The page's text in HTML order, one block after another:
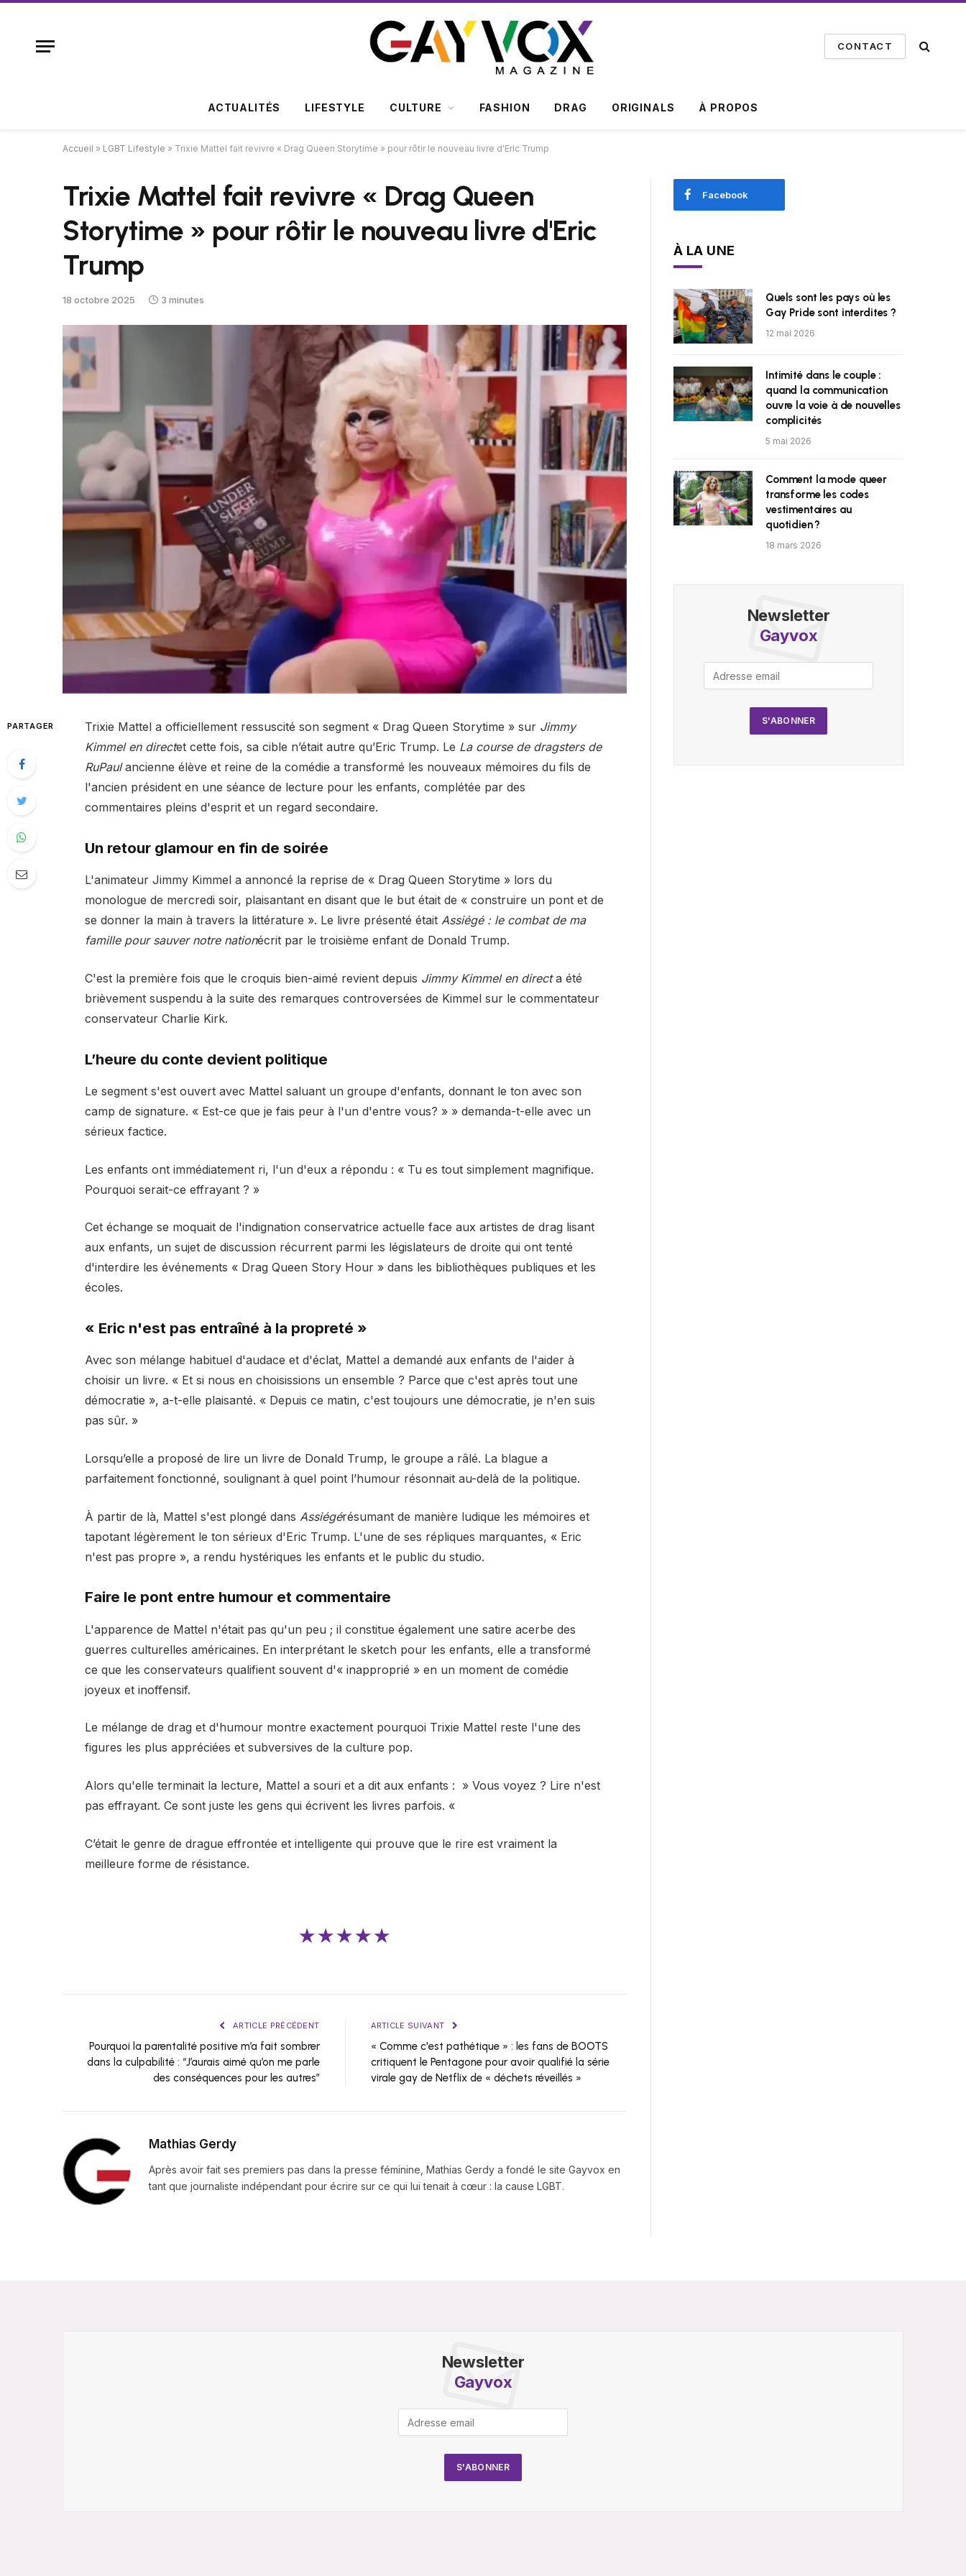
CONTACT
ACTUALITÉS LIFESTYLE CULTURE FASHION DRAG ORIGINALS À PROPOS
Accueil » LGBT Lifestyle » Trixie Mattel fait revivre « Drag Queen Storytime » pour rôtir le nouveau livre d'Eric Trump
Trixie Mattel fait revivre « Drag Queen
Storytime » pour rôtir le nouveau livre d'Eric
Trump
18 octobre 2025 3 minutes
PARTAGER Trixie Mattel a officiellement ressuscité son segment « Drag Queen Storytime » sur Jimmy
Kimmel en directet cette fois, sa cible n’était autre qu’Eric Trump. Le La course de dragsters de
RuPaulancienne élève et reine de la comédie a transformé les nouveaux mémoires du fils de
l'ancien président en une séance de lecture pour les enfants, complétée par des
commentaires pleins d'esprit et un regard secondaire.
Un retour glamour en fin de soirée
L'animateur Jimmy Kimmel a annoncé la reprise de « Drag Queen Storytime » lors du
monologue de mercredi soir, plaisantant en disant que le but était de « construire un pont et de
se donner la main à travers la littérature ». Le livre présenté était Assiégé : le combat de ma
famille pour sauver notre nationécrit par le troisième enfant de Donald Trump.
C'est la première fois que le croquis bien-aimé revient depuis Jimmy Kimmel en directa été
brièvement suspendu à la suite des remarques controversées de Kimmel sur le commentateur
conservateur Charlie Kirk.
L’heure du conte devient politique
Le segment s'est ouvert avec Mattel saluant un groupe d'enfants, donnant le ton avec son
camp de signature. « Est-ce que je fais peur à l'un d'entre vous? » » demanda-t-elle avec un
sérieux factice.
Les enfants ont immédiatement ri, l'un d'eux a répondu : « Tu es tout simplement magnifique.
Pourquoi serait-ce effrayant ? »
Cet échange se moquait de l'indignation conservatrice actuelle face aux artistes de drag lisant
aux enfants, un sujet de discussion récurrent parmi les législateurs de droite qui ont tenté
d'interdire les événements « Drag Queen Story Hour » dans les bibliothèques publiques et les
écoles.
« Eric n'est pas entraîné à la propreté »
Avec son mélange habituel d'audace et d'éclat, Mattel a demandé aux enfants de l'aider à
choisir un livre. « Et si nous en choisissions un ensemble ? Parce que c'est après tout une
démocratie », a-t-elle plaisanté. « Depuis ce matin, c'est toujours une démocratie, je n'en suis
pas sûr. »
Lorsqu’elle a proposé de lire un livre de Donald Trump, le groupe a râlé. La blague a
parfaitement fonctionné, soulignant à quel point l’humour résonnait au-delà de la politique.
À partir de là, Mattel s'est plongé dans Assiégérésumant de manière ludique les mémoires et
tapotant légèrement le ton sérieux d'Eric Trump. L'une de ses répliques marquantes, « Eric
n'est pas propre », a rendu hystériques les enfants et le public du studio.
Faire le pont entre humour et commentaire
L'apparence de Mattel n'était pas qu'un peu ; il constitue également une satire acerbe des
guerres culturelles américaines. En interprétant le sketch pour les enfants, elle a transformé
ce que les conservateurs qualifient souvent d'« inapproprié » en un moment de comédie
joyeux et inoffensif.
Le mélange de drag et d'humour montre exactement pourquoi Trixie Mattel reste l'une des
figures les plus appréciées et subversives de la culture pop.
Alors qu'elle terminait la lecture, Mattel a souri et a dit aux enfants : » Vous voyez ? Lire n'est
pas effrayant. Ce sont juste les gens qui écrivent les livres parfois. «
C’était le genre de drague effrontée et intelligente qui prouve que le rire est vraiment la
meilleure forme de résistance.
★★★★★
ARTICLE PRÉCÉDENT
Pourquoi la parentalité positive m’a fait sombrer
dans la culpabilité : “J’aurais aimé qu’on me parle
des conséquences pour les autres”
ARTICLE SUIVANT
« Comme c'est pathétique » : les fans de BOOTS
critiquent le Pentagone pour avoir qualifié la série
virale gay de Netflix de « déchets réveillés »
Mathias Gerdy
Après avoir fait ses premiers pas dans la presse féminine, Mathias Gerdy a fondé le site Gayvox en
tant que journaliste indépendant pour écrire sur ce qui lui tenait à cœur : la cause LGBT.
Facebook
À LA UNE
Quels sont les pays où les
Gay Pride sont interdites ?
12 mai 2026
Intimité dans le couple :
quand la communication
ouvre la voie à de nouvelles
complicités
5 mai 2026
Comment la mode queer
transforme les codes
vestimentaires au
quotidien ?
18 mars 2026
Newsletter
Gayvox
Newsletter
Gayvox